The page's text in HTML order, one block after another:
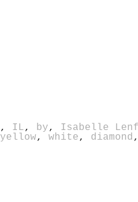
, IL, by, Isabelle
yellow, white, diamond